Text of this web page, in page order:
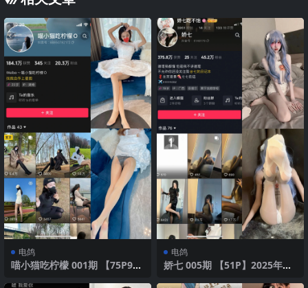
电鸽
喵小猫吃柠檬 001期 【75P9
电鸽
娇七 005期 【51P】2025年最